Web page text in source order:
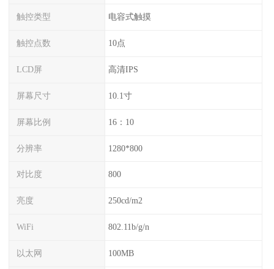
触控类型 电容式触摸
触控点数 10点
LCD屏 高清IPS
屏幕尺寸 10.1寸
屏幕比例 16：10
分辨率 1280*800
对比度 800
亮度 250cd/m2
WiFi 802.11b/g/n
以太网 100MB